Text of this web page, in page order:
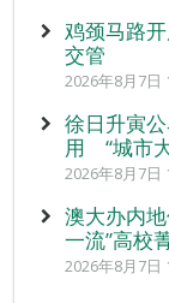
鸡颈马路
交管
2026年8月7日
徐日升寅
用 “城市
2026年8月7日
澳大办内
一流”高校
2026年8月7日